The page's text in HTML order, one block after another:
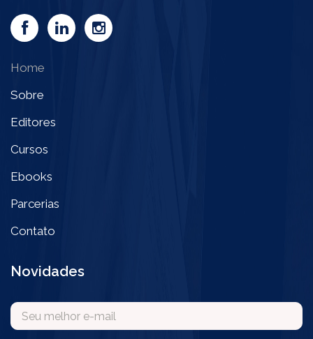
Home
Sobre
Editores
Cursos
Ebooks
Parcerias
Contato
Novidades